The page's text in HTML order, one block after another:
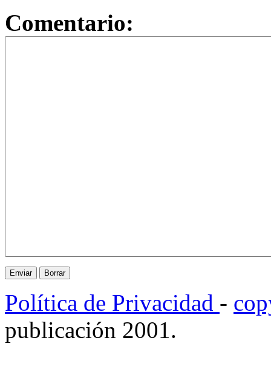
Comentario:
Política de Privacidad -
publicación 2001.